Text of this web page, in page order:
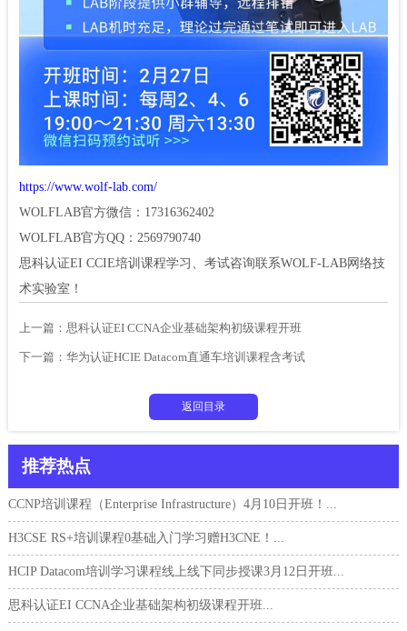
https://www.wolf-lab.com/
WOLFLAB官方微信：17316362402
WOLFLAB官方QQ：2569790740
思科认证EI CCIE培训课程学习、考试咨询联系WOLF-LAB网络技
术实验室！
上一篇： 思科认证EI CCNA企业基础架构初级课程开班
下一篇： 华为认证HCIE Datacom直通车培训课程含考试
返回目录
推荐热点
CCNP培训课程（Enterprise Infrastructure）4月10日开班！...
H3CSE RS+培训课程0基础入门学习赠H3CNE！...
HCIP Datacom培训学习课程线上线下同步授课3月12日开班...
思科认证EI CCNA企业基础架构初级课程开班...